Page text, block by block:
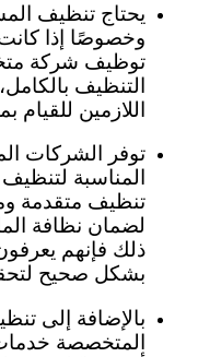
يحتاج تنظيف
وخصوصًا إذا
توظيف شركة
التنظيف
اللازمين للقيام
توفر الشركات
المناسبة
تنظيف متقدمة
لضمان نظافة
ذلك فإنهم
بشكل صحيح
بالإضافة إلى
المتخصصة